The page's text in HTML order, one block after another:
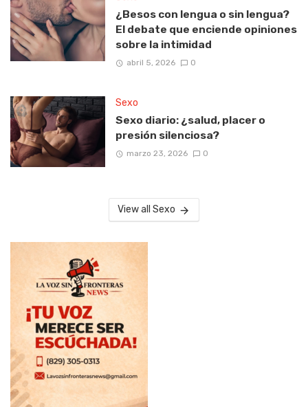
¿Besos con lengua o sin lengua?
El debate que enciende opiniones
sobre la intimidad
abril 5, 2026 0
Sexo
Sexo diario: ¿salud, placer o
presión silenciosa?
marzo 23, 2026 0
View all Sexo